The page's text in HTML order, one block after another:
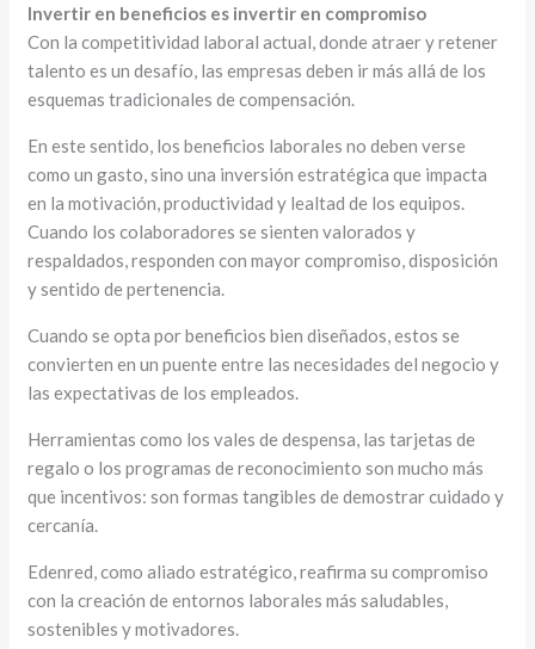
Invertir en beneficios es invertir en compromiso
Con la competitividad laboral actual, donde atraer y retener
talento es un desafío, las empresas deben ir más allá de los
esquemas tradicionales de compensación.
En este sentido, los beneficios laborales no deben verse
como un gasto, sino una inversión estratégica que impacta
en la motivación, productividad y lealtad de los equipos.
Cuando los colaboradores se sienten valorados y
respaldados, responden con mayor compromiso, disposición
y sentido de pertenencia.
Cuando se opta por beneficios bien diseñados, estos se
convierten en un puente entre las necesidades del negocio y
las expectativas de los empleados.
Herramientas como los vales de despensa, las tarjetas de
regalo o los programas de reconocimiento son mucho más
que incentivos: son formas tangibles de demostrar cuidado y
cercanía.
Edenred, como aliado estratégico, reafirma su compromiso
con la creación de entornos laborales más saludables,
sostenibles y motivadores.